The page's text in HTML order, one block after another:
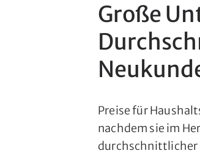
Große
Preise für
nachdem sie im
durchschnittlicher